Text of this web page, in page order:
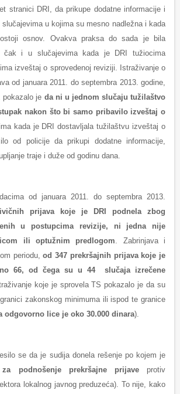
stranici DRI, da prikupe dodatne informacije i
slučajevima u kojima su mesno nadležna i kada
osnov. Ovakva praksa do sada je bila
čak i u slučajevima kada je DRI tužiocima
izveštaj o sprovedenoj reviziji. Istraživanje o
od januara 2011. do septembra 2013. godine,
pokazalo je da ni u jednom slučaju tužilaštvo
nakon što bi samo pribavilo izveštaj o
kada je DRI dostavljala tužilaštvu izveštaj o
od policije da prikupi dodatne informacije,
traje i duže od godinu dana.
od januara 2011. do septembra 2013.
prijava koje je DRI podnela zbog
u postupcima revizije, ni jedna nije
ili optužnim predlogom. Zabrinjava i
periodu,od 347 prekršajnih prijava koje je
66, od čega su u 44 slučaja izrečene
koje je sprovela TS pokazalo je da su
zakonskog minimuma ili ispod te granice
odgovorno lice je oko 30.000 dinara).
se da je sudija donela rešenje po kojem je
za podnošenje prekršajne prijaveprotiv
lokalnog javnog preduzeća). To nije, kako